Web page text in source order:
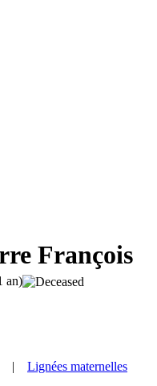
François
an)
| Lignées maternelles